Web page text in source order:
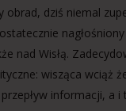
obrad, dziś niemal
nad Wisłą.
wisząca wciąż
informacji, a i